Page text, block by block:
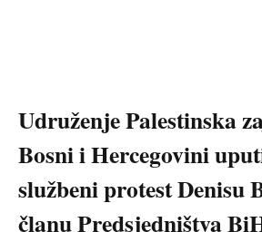
Udruženje Palestinska
Bosni i Hercegovini
službeni protest Denisu
članu Predsjedništva